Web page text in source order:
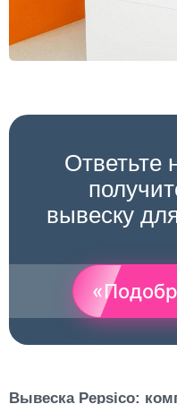
Ответьте
вывеску
Вывеска Pepsico: